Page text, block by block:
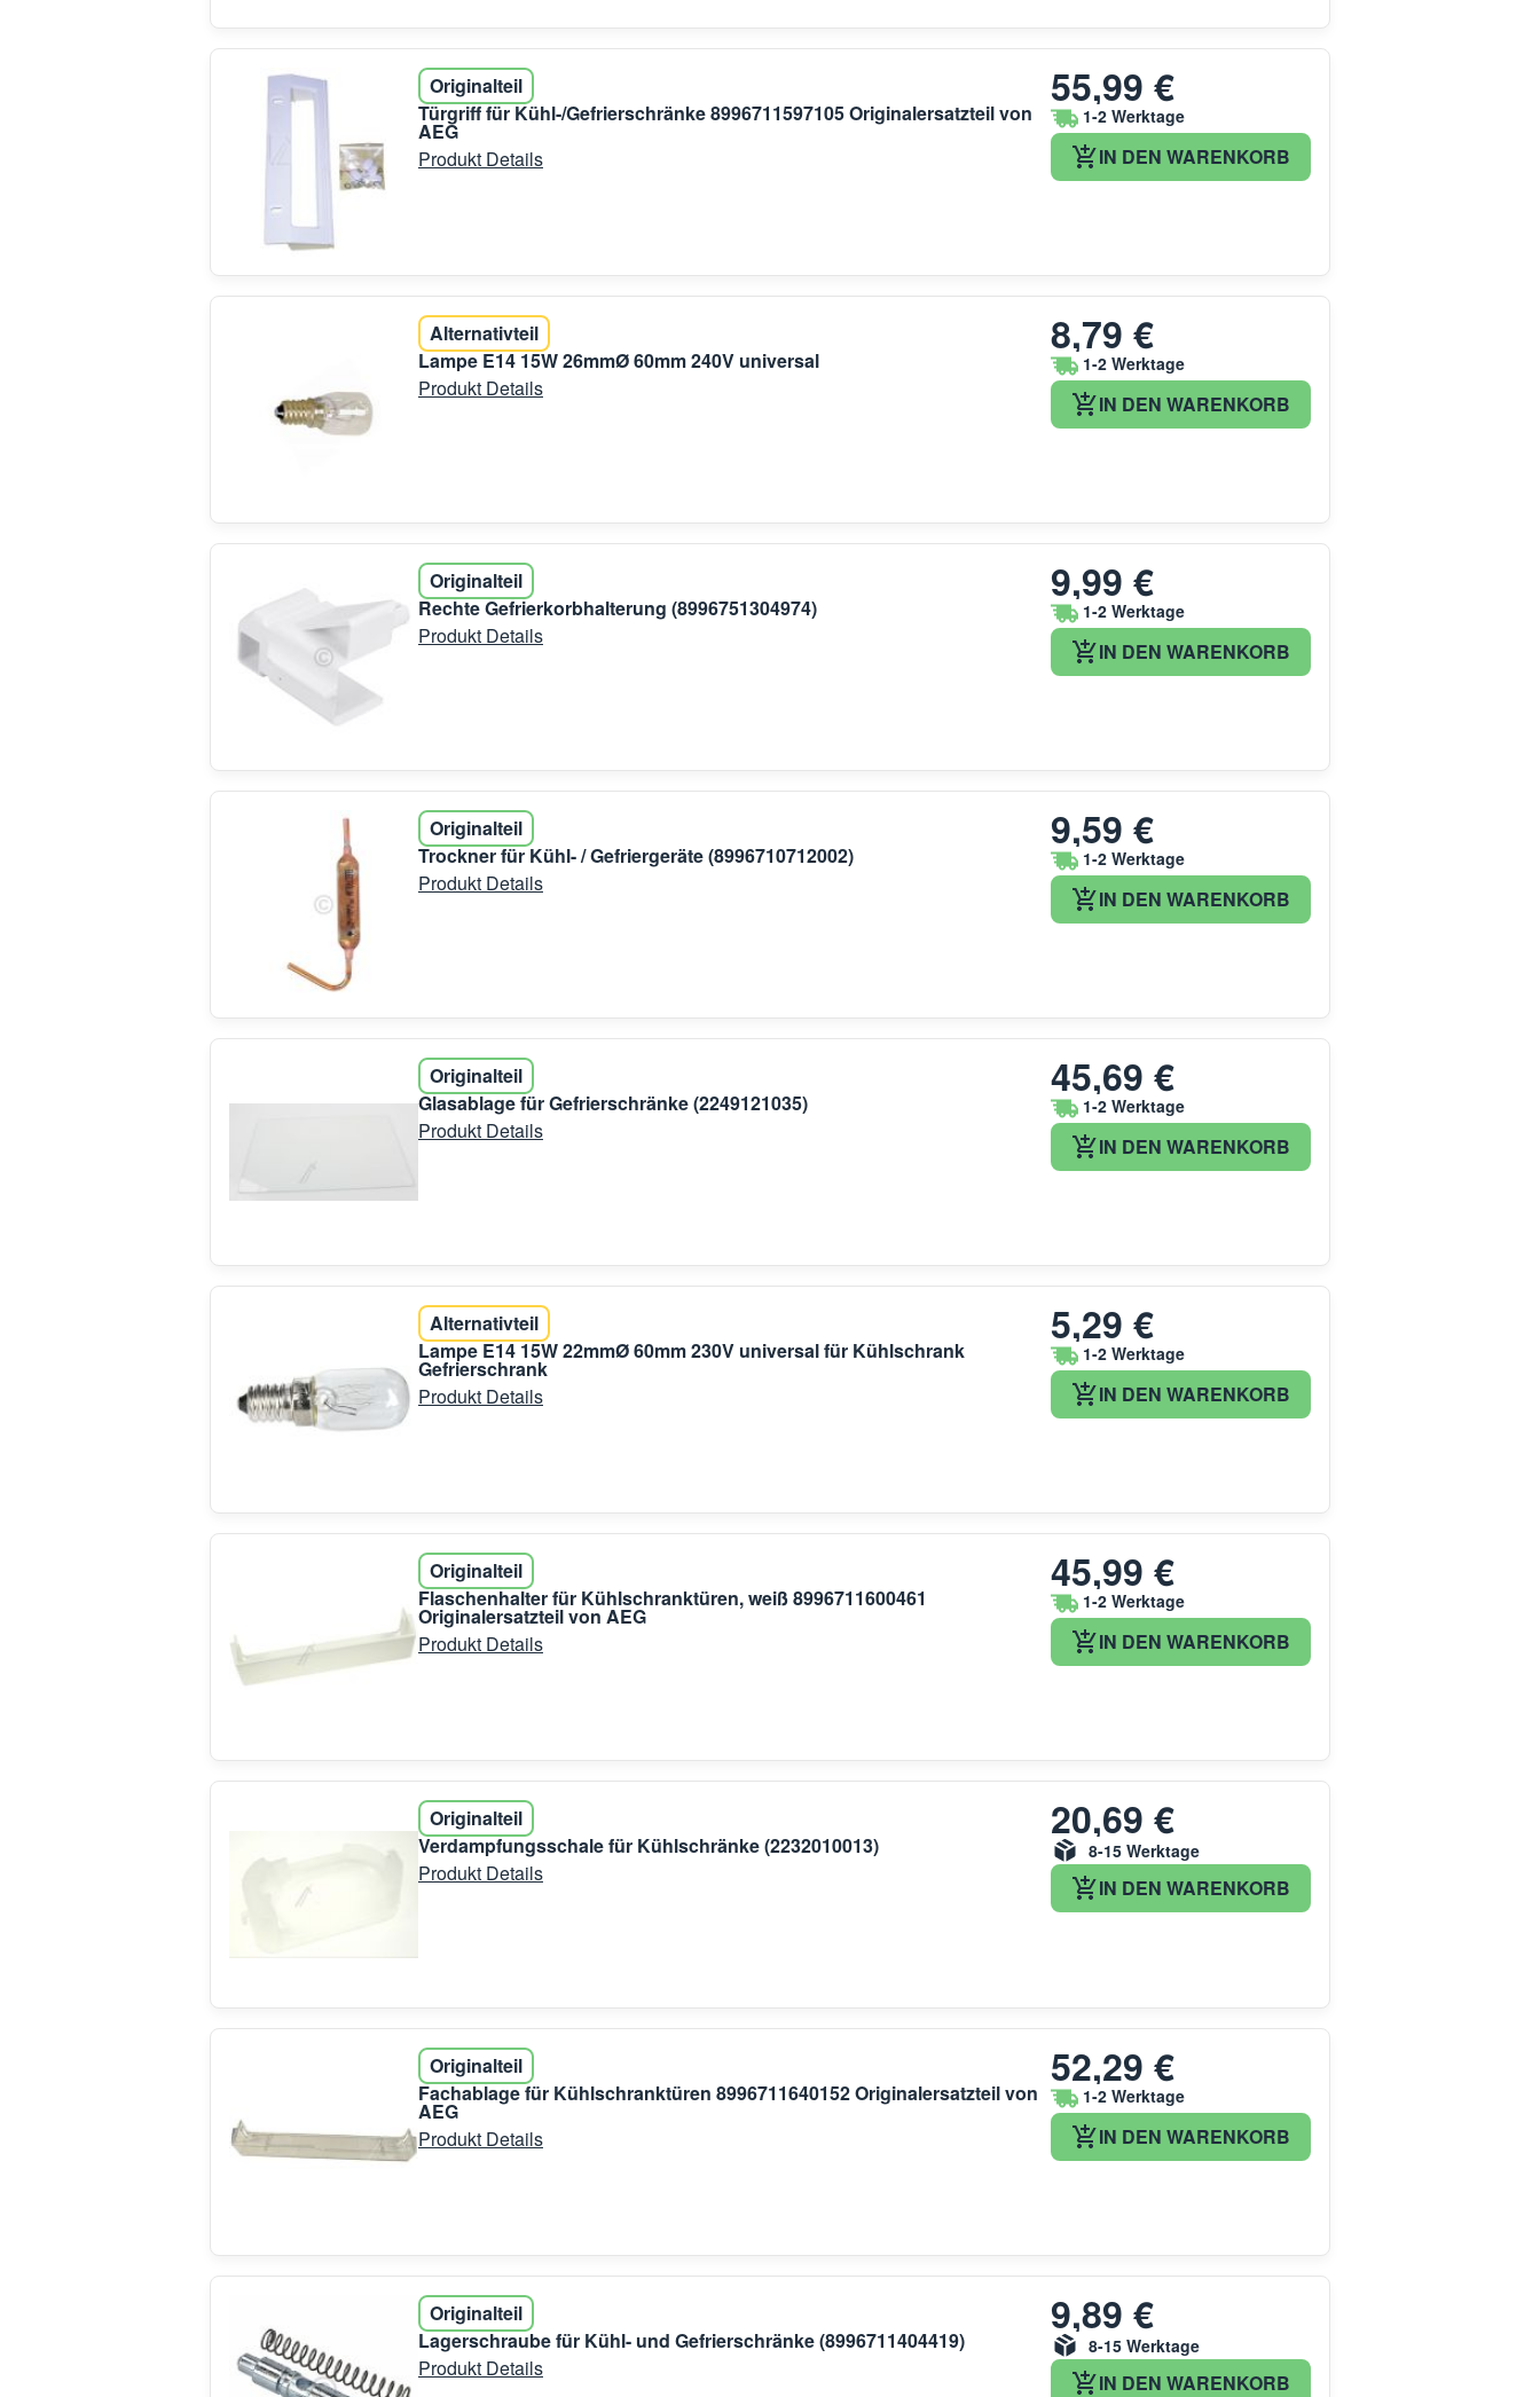
Originalteil
Türgriff für Kühl-/Gefrierschränke 8996711597105 Originalersatzteil von
AEG
Produkt Details
55,99 €
1-2 Werktage
IN DEN WARENKORB
Alternativteil
Lampe E14 15W 26mmØ 60mm 240V universal
Produkt Details
8,79 €
1-2 Werktage
IN DEN WARENKORB
Originalteil
Rechte Gefrierkorbhalterung (8996751304974)
Produkt Details
9,99 €
1-2 Werktage
IN DEN WARENKORB
Originalteil
Trockner für Kühl- / Gefriergeräte (8996710712002)
Produkt Details
9,59 €
1-2 Werktage
IN DEN WARENKORB
Originalteil
Glasablage für Gefrierschränke (2249121035)
Produkt Details
45,69 €
1-2 Werktage
IN DEN WARENKORB
Alternativteil
Lampe E14 15W 22mmØ 60mm 230V universal für Kühlschrank
Gefrierschrank
Produkt Details
5,29 €
1-2 Werktage
IN DEN WARENKORB
Originalteil
Flaschenhalter für Kühlschranktüren, weiß 8996711600461
Originalersatzteil von AEG
Produkt Details
45,99 €
1-2 Werktage
IN DEN WARENKORB
Originalteil
Verdampfungsschale für Kühlschränke (2232010013)
Produkt Details
20,69 €
8-15 Werktage
IN DEN WARENKORB
Originalteil
Fachablage für Kühlschranktüren 8996711640152 Originalersatzteil von
AEG
Produkt Details
52,29 €
1-2 Werktage
IN DEN WARENKORB
Originalteil
Lagerschraube für Kühl- und Gefrierschränke (8996711404419)
Produkt Details
9,89 €
8-15 Werktage
IN DEN WARENKORB